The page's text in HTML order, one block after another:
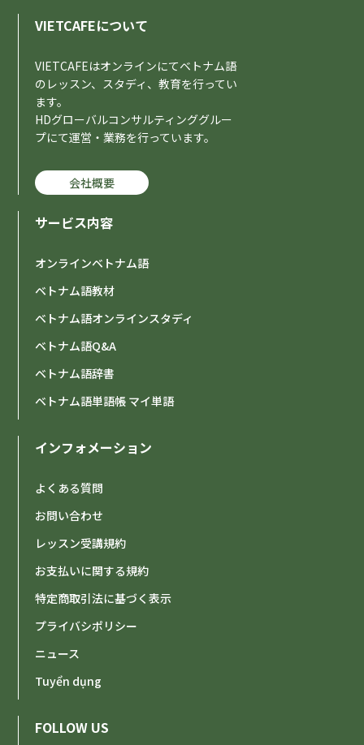
VIETCAFEについて
VIETCAFEはオンラインにてベトナム語
のレッスン、スタディ、教育を行ってい
ます。
HDグローバルコンサルティンググルー
プにて運営・業務を行っています。
会社概要
サービス内容
オンラインベトナム語
ベトナム語教材
ベトナム語オンラインスタディ
ベトナム語Q&A
ベトナム語辞書
ベトナム語単語帳 マイ単語
インフォメーション
よくある質問
お問い合わせ
レッスン受講規約
お支払いに関する規約
特定商取引法に基づく表示
プライバシポリシー
ニュース
Tuyển dụng
FOLLOW US